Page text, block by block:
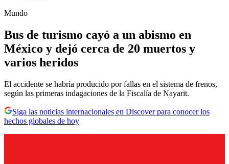
Mundo
Bus de turismo cayó a un abismo en
México y dejó cerca de 20 muertos y
varios heridos
El accidente se habría producido por fallas en el sistema de frenos,
según las primeras indagaciones de la Fiscalía de Nayarit.
Siga las noticias internacionales en Discover para conocer los
hechos globales de hoy